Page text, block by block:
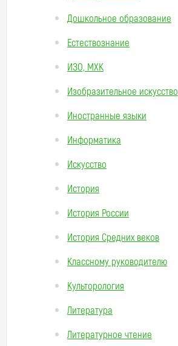
Дошкольное образование
Естествознание
ИЗО, МХК
Изобразительное искусство
Иностранные языки
Информатика
Искусство
История
История России
История Средних веков
Классному руководителю
Культорология
Литература
Литературное чтение